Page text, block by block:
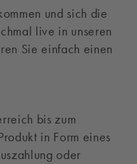
und sich die
live in unseren
Sie einfach einen
bis zum
in Form eines
oder